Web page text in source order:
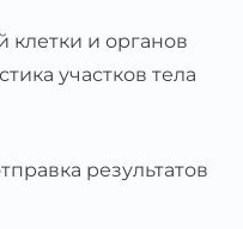
клетки и органов
участков тела
результатов